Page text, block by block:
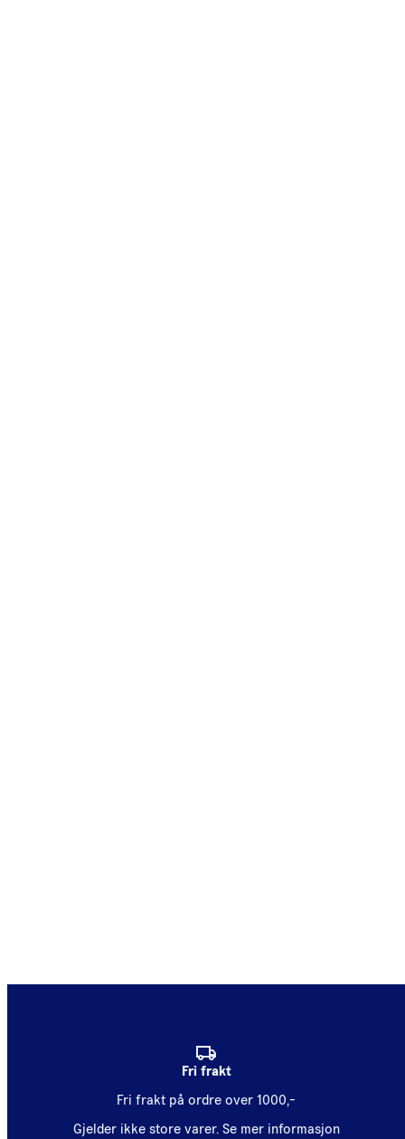
Fri frakt
Fri frakt på ordre over 1000,-
Gjelder ikke store varer. Se mer informasjon